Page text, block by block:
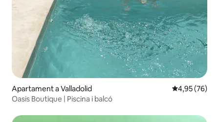
Apartament a Valladolid 4,95 de
4,95 (76)
Oasis Boutique | Piscina i balcó